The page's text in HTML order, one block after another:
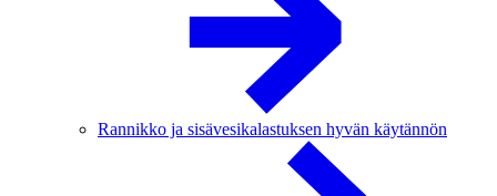
Rannikko ja sisävesikalastuksen hyvän käytännön